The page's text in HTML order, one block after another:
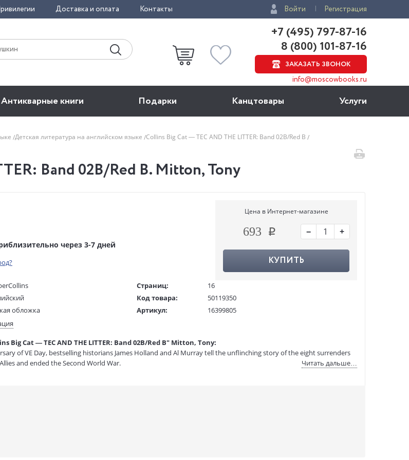
Доставка и оплата Контакты Войти Регистрация
+7 (495) 797-87-16
8 (800) 101-87-16
ЗАКАЗАТЬ ЗВОНОК
info@moscowbooks.ru
Антикварные книги Подарки Канцтовары Услуги
Детская литература на английском языке Collins Big Cat — TEC AND THE LITTER: Band 02B/Red B
Band 02B/Red B. Mitton, Tony
через 3-7 дней
Цена в Интернет-магазине
693 − +
КУПИТЬ
обложка
Страниц:
16
Код товара:
50119350
Артикул:
16399805
Big Cat — TEC AND THE LITTER: Band 02B/Red B" Mitton, Tony:
of VE Day, bestselling historians James Holland and Al Murray tell the unflinching story of the eight surrenders
and ended the Second World War.
Читать дальше…